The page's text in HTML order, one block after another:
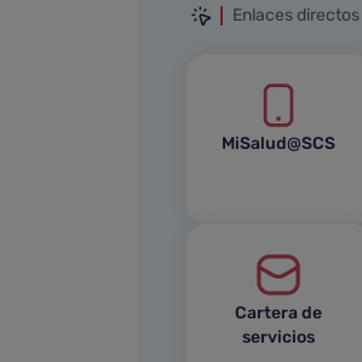
Enlaces directos
MiSalud@SCS
Cartera de
servicios